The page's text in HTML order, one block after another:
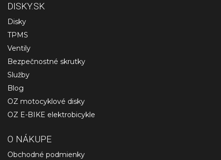
DISKY.SK
Disky
TPMS
Ventily
Bezpečnostné skrutky
Služby
Blog
OZ motocyklové disky
OZ E-BIKE elektrobicykle
O NÁKUPE
Obchodné podmienky